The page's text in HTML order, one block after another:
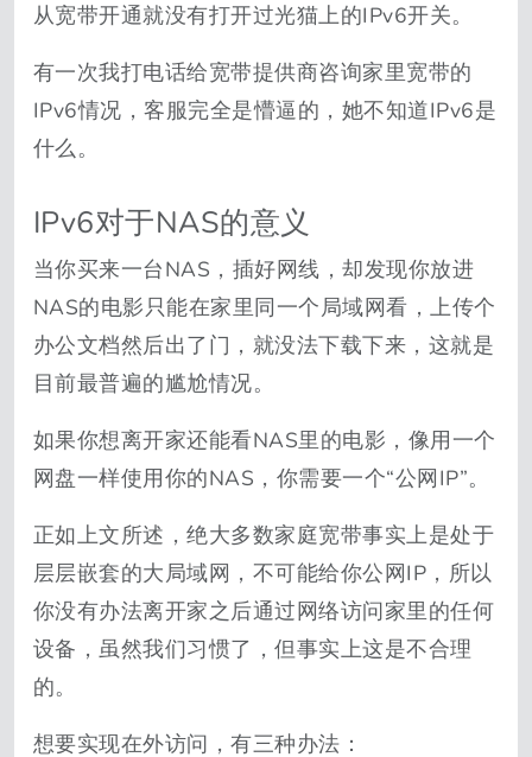
从宽带开通就没有打开过光猫上的IPv6开关。
有一次我打电话给宽带提供商咨询家里宽带的
IPv6情况，客服完全是懵逼的，她不知道IPv6是
什么。
IPv6对于NAS的意义
当你买来一台NAS，插好网线，却发现你放进
NAS的电影只能在家里同一个局域网看，上传个
办公文档然后出了门，就没法下载下来，这就是
目前最普遍的尴尬情况。
如果你想离开家还能看NAS里的电影，像用一个
网盘一样使用你的NAS，你需要一个“公网IP”。
正如上文所述，绝大多数家庭宽带事实上是处于
层层嵌套的大局域网，不可能给你公网IP，所以
你没有办法离开家之后通过网络访问家里的任何
设备，虽然我们习惯了，但事实上这是不合理
的。
想要实现在外访问，有三种办法：